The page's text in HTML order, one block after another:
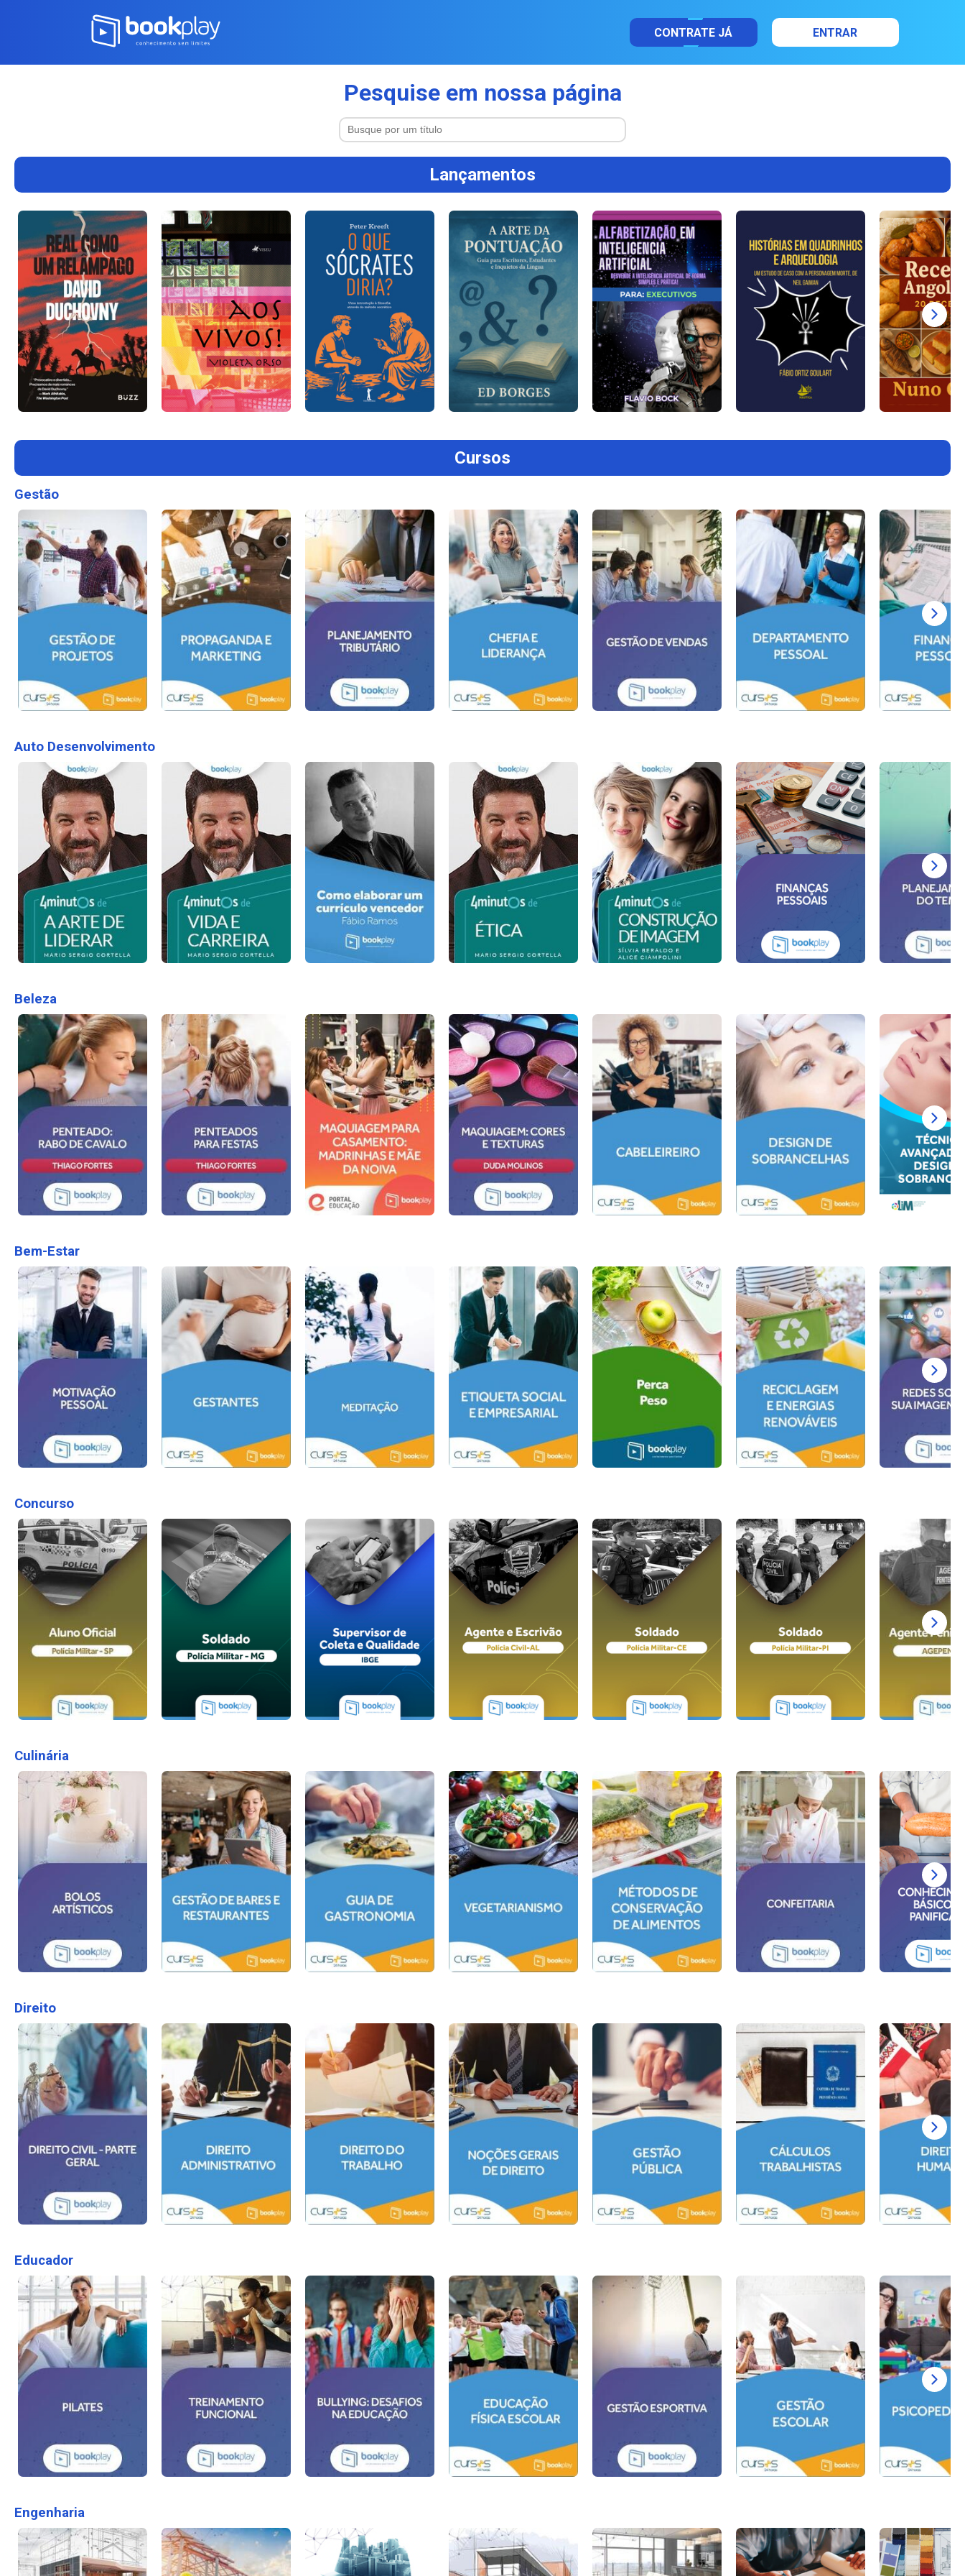
CONTRATE JÁ ENTRAR
Pesquise em nossa página
Lançamentos
Cursos
Gestão
Auto Desenvolvimento
Beleza
Bem-Estar
Concurso
Culinária
Direito
Educador
Engenharia